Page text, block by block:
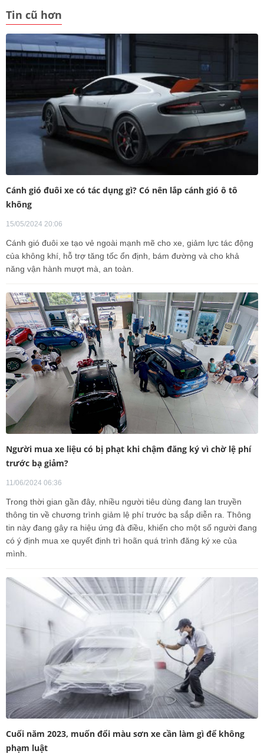
Tin cũ hơn
Cánh gió đuôi xe có tác dụng gì? Có nên lắp cánh gió ô tô
không
15/05/2024 20:06
Cánh gió đuôi xe tạo vẻ ngoài mạnh mẽ cho xe, giảm lực tác động
của không khí, hỗ trợ tăng tốc ổn định, bám đường và cho khả
năng vận hành mượt mà, an toàn.
Người mua xe liệu có bị phạt khi chậm đăng ký vì chờ lệ phí
trước bạ giảm?
11/06/2024 06:36
Trong thời gian gần đây, nhiều người tiêu dùng đang lan truyền
thông tin về chương trình giảm lệ phí trước bạ sắp diễn ra. Thông
tin này đang gây ra hiệu ứng đà điều, khiến cho một số người đang
có ý định mua xe quyết định trì hoãn quá trình đăng ký xe của
mình.
Cuối năm 2023, muốn đổi màu sơn xe cần làm gì để không
phạm luật